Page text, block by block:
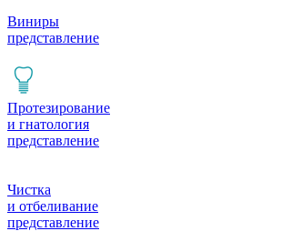
Виниры
представление
Протезирование
и гнатология
представление
Чистка
и отбеливание
представление